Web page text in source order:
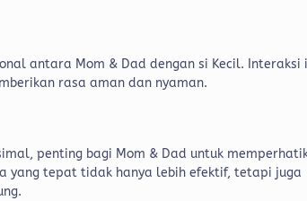
antara Mom & Dad dengan si Kecil. Interaksi
rasa aman dan nyaman.
penting bagi Mom & Dad untuk
yang tepat tidak hanya lebih efektif, tetapi juga